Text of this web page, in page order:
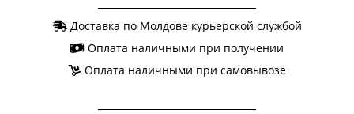
AGUS2401.FG
JOMAI
Доставка по Молдове курьерской службой
Оплата наличными при получении
Оплата наличными при самовывозе